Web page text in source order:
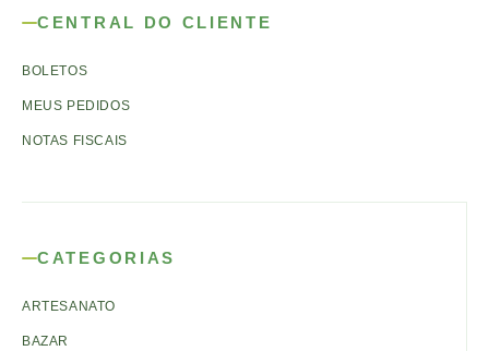
CENTRAL DO CLIENTE
BOLETOS
MEUS PEDIDOS
NOTAS FISCAIS
CATEGORIAS
ARTESANATO
BAZAR